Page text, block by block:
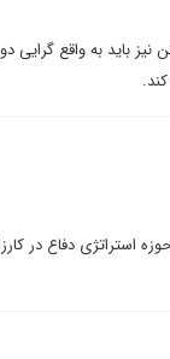
باید به واقع گرایی
استراتژی دفاع در